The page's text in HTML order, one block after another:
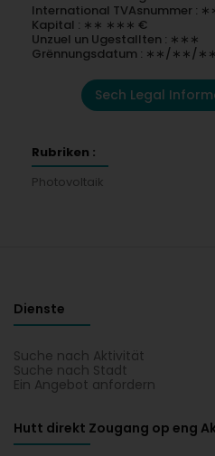
International TVAsnummer
Kapital : ∗∗ ∗∗∗ €
Unzuel un Ugestallten : ∗∗∗
Grënnungsdatum : ∗∗/∗∗/
Sech Legal
Rubriken :
Photovoltaik
Dienste
Suche nach Aktivität
Suche nach Stadt
Ein Angebot anfordern
Hutt direkt Zougang op eng